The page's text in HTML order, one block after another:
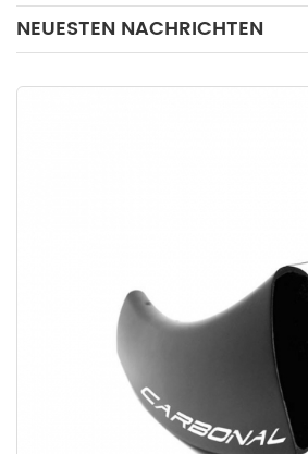
NEUESTEN NACHRICHTEN